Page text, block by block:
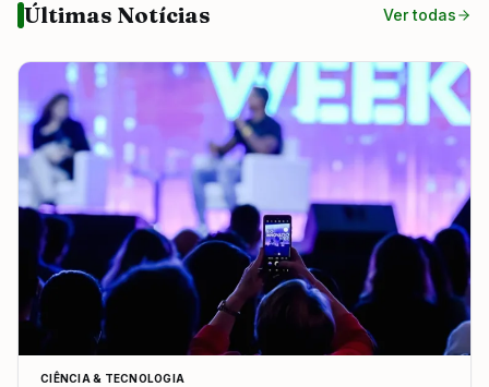
Últimas Notícias Ver todas
CIÊNCIA & TECNOLOGIA